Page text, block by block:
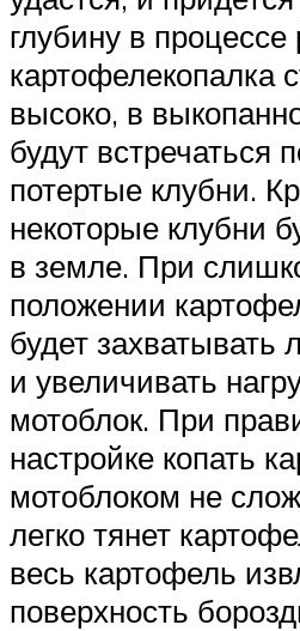
глубину в
картофелекопалка
высоко, в
будут встречаться
потертые клубни.
некоторые клубни
в земле. При
положении
будет
и увеличивать
мотоблок. При
настройке копать
мотоблоком не
легко тянет
весь картофель
поверхность